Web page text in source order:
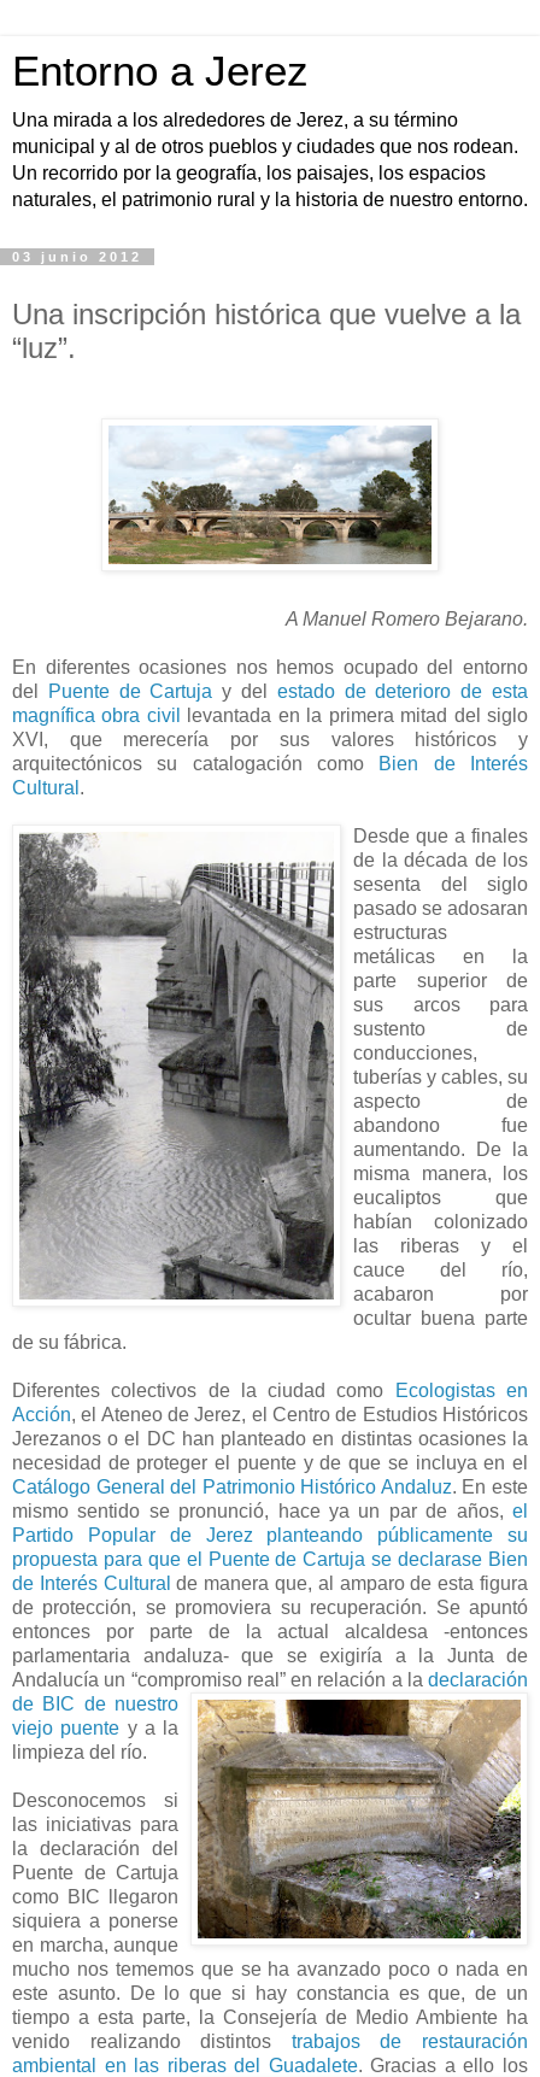
Entorno a Jerez
Una mirada a los alrededores de Jerez, a su término
municipal y al de otros pueblos y ciudades que nos rodean.
Un recorrido por la geografía, los paisajes, los espacios
naturales, el patrimonio rural y la historia de nuestro entorno.
03 junio 2012
Una inscripción histórica que vuelve a la
“luz”.
A Manuel Romero Bejarano.
En diferentes ocasiones nos hemos ocupado del entorno
del
Puente de Cartuja y del estado de deterioro de esta
magnífica obra civil
levantada en la primera mitad del siglo
XVI, que merecería por sus valores históricos y
arquitectónicos su catalogación como Bien de Interés
Cultural .
Desde que a finales
de la década de los
sesenta del siglo
pasado se adosaran
estructuras
metálicas en la
parte superior de
sus arcos para
sustento de
conducciones,
tuberías y cables, su
aspecto de
abandono fue
aumentando. De la
misma manera, los
eucaliptos que
habían colonizado
las riberas y el
cauce del río,
acabaron por
ocultar buena parte
de su fábrica.
Diferentes colectivos de la ciudad como
Ecologistas en
Acción, el Ateneo de Jerez, el Centro de Estudios Históricos
Jerezanos o el DC han planteado en distintas ocasiones la
necesidad de proteger el puente y de que se incluya en el
Catálogo General del Patrimonio Histórico Andaluz. En este
mismo sentido se pronunció, hace ya un par de años, el
Partido Popular de Jerez planteando públicamente su
propuesta para que el Puente de Cartuja se declarase Bien
de Interés Cultural de manera que, al amparo de esta figura
de protección, se promoviera su recuperación. Se apuntó
entonces por parte de la actual alcaldesa -entonces
parlamentaria andaluza- que se exigiría a la Junta de
Andalucía un “compromiso real” en relación a la declaración
de BIC de nuestro
viejo puente y a la
limpieza del río.
Desconocemos si
las iniciativas para
la declaración del
Puente de Cartuja
como BIC llegaron
siquiera a ponerse
en marcha, aunque
mucho nos tememos que se ha avanzado poco o nada en
este asunto. De lo que si hay constancia es que, de un
tiempo a esta parte, la Consejería de Medio Ambiente ha
venido realizando distintos trabajos de restauración
ambiental en las riberas del Guadalete. Gracias a ello los